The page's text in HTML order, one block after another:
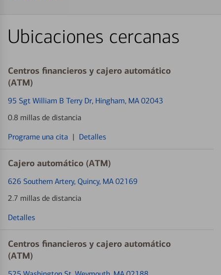
Ubicaciones cercanas
Centros financieros y cajero automático
(ATM)
95 Sgt William B Terry Dr, Hingham, MA 02043
0.8 millas de distancia
Programe una cita | Detalles
Cajero automático (ATM)
626 Southern Artery, Quincy, MA 02169
2.7 millas de distancia
Detalles
Centros financieros y cajero automático
(ATM)